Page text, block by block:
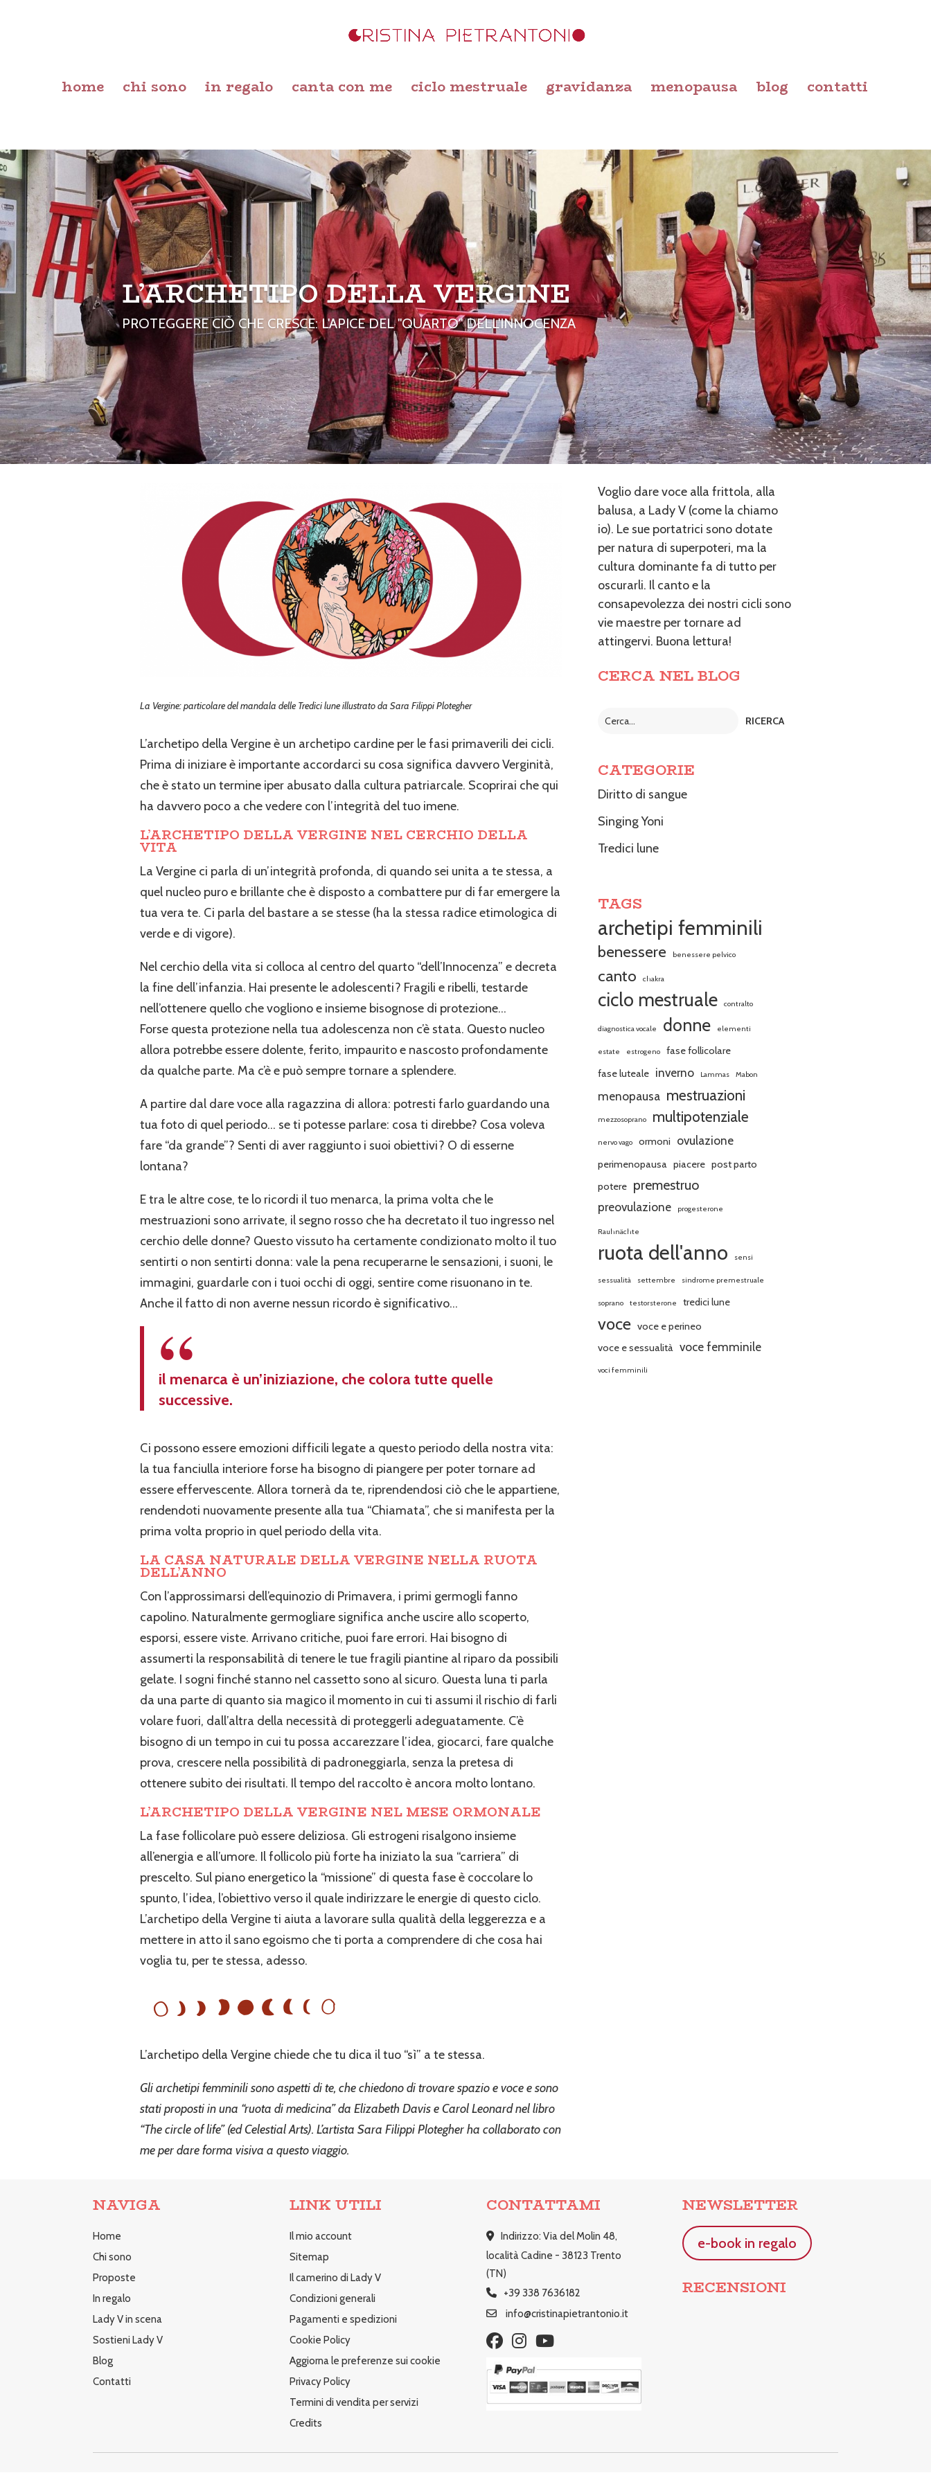
home chi sono in regalo canta con me ciclo mestruale gravidanza menopausa blog contatti
L’ARCHETIPO DELLA VERGINE
PROTEGGERE CIÒ CHE CRESCE: L'APICE DEL "QUARTO" DELL'INNOCENZA
La Vergine: particolare del mandala delle Tredici lune illustrato da Sara Filippi Plotegher
L’archetipo della Vergine è un archetipo cardine per le fasi primaverili dei cicli.
Prima di iniziare è importante accordarci su cosa significa davvero Verginità,
che è stato un termine iper abusato dalla cultura patriarcale. Scoprirai che qui
ha davvero poco a che vedere con l’integrità del tuo imene.
L’ARCHETIPO DELLA VERGINE NEL CERCHIO DELLA
VITA
La Vergine ci parla di un’integrità profonda, di quando sei unita a te stessa, a
quel nucleo puro e brillante che è disposto a combattere pur di far emergere la
tua vera te. Ci parla del bastare a se stesse (ha la stessa radice etimologica di
verde e di vigore).
Nel cerchio della vita si colloca al centro del quarto “dell’Innocenza” e decreta
la fine dell’infanzia. Hai presente le adolescenti? Fragili e ribelli, testarde
nell’ottenere quello che vogliono e insieme bisognose di protezione…
Forse questa protezione nella tua adolescenza non c’è stata. Questo nucleo
allora potrebbe essere dolente, ferito, impaurito e nascosto profondamente
da qualche parte. Ma c’è e può sempre tornare a splendere.
A partire dal dare voce alla ragazzina di allora: potresti farlo guardando una
tua foto di quel periodo… se ti potesse parlare: cosa ti direbbe? Cosa voleva
fare “da grande”? Senti di aver raggiunto i suoi obiettivi? O di esserne
lontana?
E tra le altre cose, te lo ricordi il tuo menarca, la prima volta che le
mestruazioni sono arrivate, il segno rosso che ha decretato il tuo ingresso nel
cerchio delle donne? Questo vissuto ha certamente condizionato molto il tuo
sentirti o non sentirti donna: vale la pena recuperarne le sensazioni, i suoni, le
immagini, guardarle con i tuoi occhi di oggi, sentire come risuonano in te.
Anche il fatto di non averne nessun ricordo è significativo…
il menarca è un’iniziazione, che colora tutte quelle
successive.
Ci possono essere emozioni difficili legate a questo periodo della nostra vita:
la tua fanciulla interiore forse ha bisogno di piangere per poter tornare ad
essere effervescente. Allora tornerà da te, riprendendosi ciò che le appartiene,
rendendoti nuovamente presente alla tua “Chiamata”, che si manifesta per la
prima volta proprio in quel periodo della vita.
LA CASA NATURALE DELLA VERGINE NELLA RUOTA
DELL’ANNO
Con l’approssimarsi dell’equinozio di Primavera, i primi germogli fanno
capolino. Naturalmente germogliare significa anche uscire allo scoperto,
esporsi, essere viste. Arrivano critiche, puoi fare errori. Hai bisogno di
assumerti la responsabilità di tenere le tue fragili piantine al riparo da possibili
gelate. I sogni finché stanno nel cassetto sono al sicuro. Questa luna ti parla
da una parte di quanto sia magico il momento in cui ti assumi il rischio di farli
volare fuori, dall’altra della necessità di proteggerli adeguatamente. C’è
bisogno di un tempo in cui tu possa accarezzare l’idea, giocarci, fare qualche
prova, crescere nella possibilità di padroneggiarla, senza la pretesa di
ottenere subito dei risultati. Il tempo del raccolto è ancora molto lontano.
L’ARCHETIPO DELLA VERGINE NEL MESE ORMONALE
La fase follicolare può essere deliziosa. Gli estrogeni risalgono insieme
all’energia e all’umore. Il follicolo più forte ha iniziato la sua “carriera” di
prescelto. Sul piano energetico la “missione” di questa fase è coccolare lo
spunto, l’idea, l’obiettivo verso il quale indirizzare le energie di questo ciclo.
L’archetipo della Vergine ti aiuta a lavorare sulla qualità della leggerezza e a
mettere in atto il sano egoismo che ti porta a comprendere di che cosa hai
voglia tu, per te stessa, adesso.
L’archetipo della Vergine chiede che tu dica il tuo “sì” a te stessa.
Gli archetipi femminili sono aspetti di te, che chiedono di trovare spazio e voce e sono
stati proposti in una “ruota di medicina” da Elizabeth Davis e Carol Leonard nel libro
“The circle of life” (ed Celestial Arts). L’artista Sara Filippi Plotegher ha collaborato con
me per dare forma visiva a questo viaggio.
Voglio dare voce alla frittola, alla
balusa, a Lady V (come la chiamo
io). Le sue portatrici sono dotate
per natura di superpoteri, ma la
cultura dominante fa di tutto per
oscurarli. Il canto e la
consapevolezza dei nostri cicli sono
vie maestre per tornare ad
attingervi. Buona lettura!
CERCA NEL BLOG
CATEGORIE
Diritto di sangue
Singing Yoni
Tredici lune
TAGS
archetipi femminili
benessere benessere pelvico
canto chakra
ciclo mestruale contralto
diagnostica vocale donne elementi
estate estrogeno
fase follicolare
fase luteale inverno Lammas Mabon
menopausa mestruazioni
mezzosoprano multipotenziale
nervo vago ormoni ovulazione
perimenopausa piacere post parto
potere premestruo
preovulazione progesterone
Rauhnächte
ruota dell'anno sensi
sessualità settembre sindrome premestruale
soprano testorsterone tredici lune
voce voce e perineo
voce e sessualità voce femminile
voci femminili
NAVIGA
Home
Chi sono
Proposte
In regalo
Lady V in scena
Sostieni Lady V
Blog
Contatti
LINK UTILI
Il mio account
Sitemap
Il camerino di Lady V
Condizioni generali
Pagamenti e spedizioni
Cookie Policy
Aggiorna le preferenze sui cookie
Privacy Policy
Termini di vendita per servizi
Credits
CONTATTAMI
Indirizzo: Via del Molin 48,
località Cadine - 38123 Trento
(TN)
+39 338 7636182
info@cristinapietrantonio.it
NEWSLETTER
e-book in regalo
RECENSIONI